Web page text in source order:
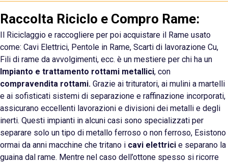
Raccolta Riciclo e Compro Rame:
Il Riciclaggio e raccogliere per poi acquistare il Rame usato
come: Cavi Elettrici, Pentole in Rame, Scarti di lavorazione Cu,
Fili di rame da avvolgimenti, ecc. è un mestiere per chi ha un
Impianto e trattamento rottami metallici, con
compravendita rottami. Grazie ai trituratori, ai mulini a martelli
e ai sofisticati sistemi di separazione e raffinazione incorporati,
assicurano eccellenti lavorazioni e divisioni dei metalli e degli
inerti. Questi impianti in alcuni casi sono specializzati per
separare solo un tipo di metallo ferroso o non ferroso, Esistono
ormai da anni macchine che tritano i cavi elettrici e separano la
guaina dal rame. Mentre nel caso dell’ottone spesso si ricorre